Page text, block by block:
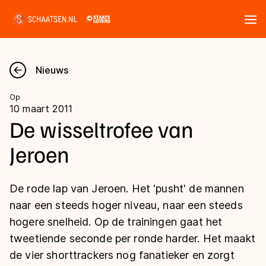
Nieuws
Kalender
Disciplines
Langebaan
Shorttrack
Inlineskaten
Uitslagen
Langebaan
Shorttrack
Marathon
Tijden & historie
Ranglijsten Langebaan
Nieuws
Op
10 maart 2011
De wisseltrofee van
Jeroen
De rode lap van Jeroen. Het 'pusht' de mannen
naar een steeds hoger niveau, naar een steeds
hogere snelheid. Op de trainingen gaat het
tweetiende seconde per ronde harder. Het maakt
de vier shorttrackers nog fanatieker en zorgt